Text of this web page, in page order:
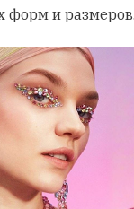
форм и